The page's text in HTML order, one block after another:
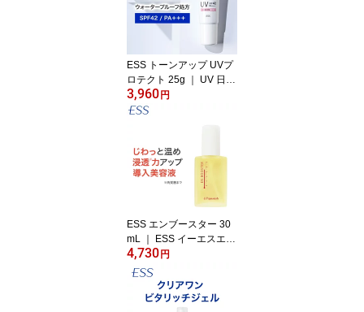
毛穴ケア 化粧落とし 角
質 スキンケア 乾燥 酵素
クレンジング
ESS トーンアップ UVプ
ロテクト 25g ｜ UV 日焼
け止め 日焼け止めクリー
ム メイク下地 日焼け防
カット ウォータープルー
フ 化粧下地 下地 スキン
ケア UV美容液 保湿 うる
おい ピンクベージュ
3,960円
ESS エンブースター 30
mL ｜ ESS イーエスエス
温活 肌温活 導入 美容液
40代 ほうれい線 ハリ ツ
ヤ 乾燥 導入美容液 保湿
4,730円